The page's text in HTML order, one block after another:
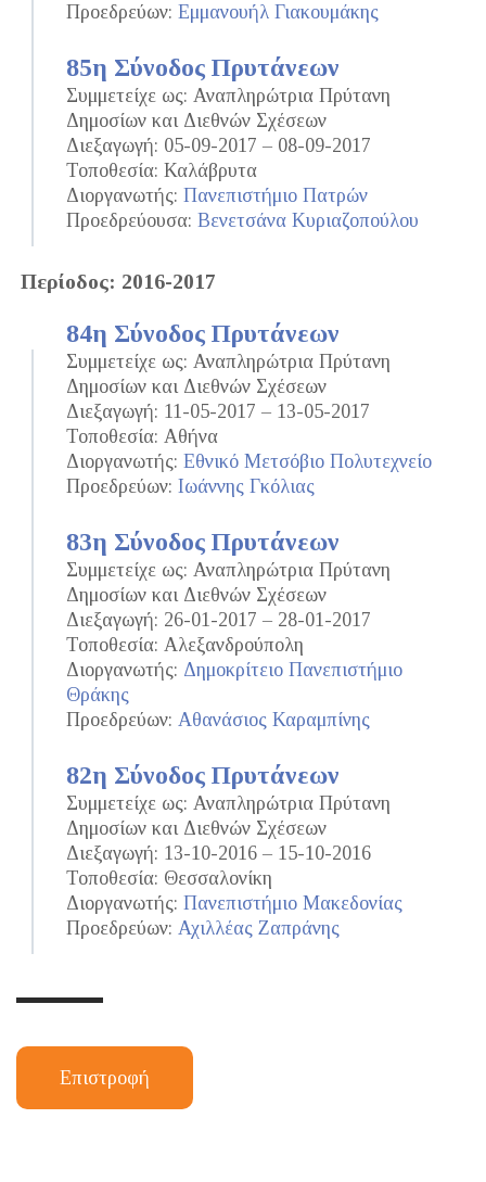
Προεδρεύων: Εμμανουήλ Γιακουμάκης
85η Σύνοδος Πρυτάνεων
Συμμετείχε ως: Αναπληρώτρια Πρύτανη
Δημοσίων και Διεθνών Σχέσεων
Διεξαγωγή: 05-09-2017 – 08-09-2017
Τοποθεσία: Καλάβρυτα
Διοργανωτής: Πανεπιστήμιο Πατρών
Προεδρεύουσα: Βενετσάνα Κυριαζοπούλου
Περίοδος: 2016-2017
84η Σύνοδος Πρυτάνεων
Συμμετείχε ως: Αναπληρώτρια Πρύτανη
Δημοσίων και Διεθνών Σχέσεων
Διεξαγωγή: 11-05-2017 – 13-05-2017
Τοποθεσία: Αθήνα
Διοργανωτής: Εθνικό Μετσόβιο Πολυτεχνείο
Προεδρεύων: Ιωάννης Γκόλιας
83η Σύνοδος Πρυτάνεων
Συμμετείχε ως: Αναπληρώτρια Πρύτανη
Δημοσίων και Διεθνών Σχέσεων
Διεξαγωγή: 26-01-2017 – 28-01-2017
Τοποθεσία: Αλεξανδρούπολη
Διοργανωτής: Δημοκρίτειο Πανεπιστήμιο
Θράκης
Προεδρεύων: Αθανάσιος Καραμπίνης
82η Σύνοδος Πρυτάνεων
Συμμετείχε ως: Αναπληρώτρια Πρύτανη
Δημοσίων και Διεθνών Σχέσεων
Διεξαγωγή: 13-10-2016 – 15-10-2016
Τοποθεσία: Θεσσαλονίκη
Διοργανωτής: Πανεπιστήμιο Μακεδονίας
Προεδρεύων: Αχιλλέας Ζαπράνης
Επιστροφή